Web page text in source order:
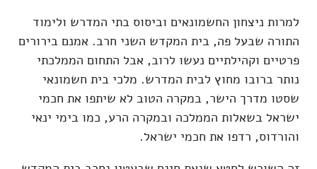
למרות ניצחון החשמונאים וביסוס בתי המדרש ולימוד
התורה שבעל פה, בית המקדש השני חרב. אמנם בירורים
פרטיים וקהילתיים נעשו לרוב, אבל התחום הממלכתי
נותר ברובו מחוץ לבית המדרש. מלכי בית חשמונאי
שסטו מדרך הישר, במקרה הטוב לא שיתפו את חכמי
ישראל בשאלות הממלכה ובמקרה הרע, כמו בימי ינאי
והורדוס, רדפו את חכמי ישראל.